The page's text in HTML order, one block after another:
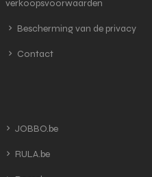
verkoopsvoorwaarden
Bescherming van de privacy
Contact
JOBBO.be
RULA.be